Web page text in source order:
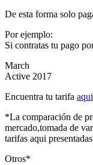
De esta forma solo
Por ejemplo:
Si contratas tu pago
March
Active 2017
Encuentra tu tarifa aqui
*La comparación de
mercado,tomada de
tarifas aqui
Otros*